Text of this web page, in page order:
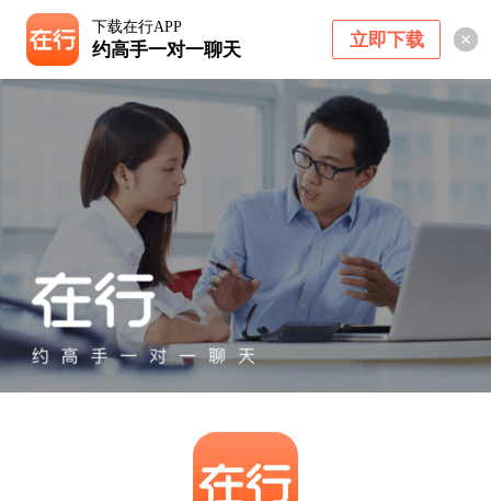
下载在行APP
约高手一对一聊天 立即下载